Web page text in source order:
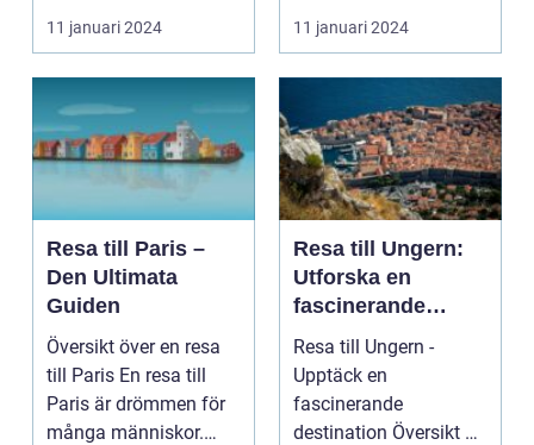
lockar varje ...
11 januari 2024
och vackra la...
11 januari 2024
Resa till Paris –
Den Ultimata
Guiden
Översikt över en resa
till Paris En resa till
Paris är drömmen för
många människor.
Resa till Ungern:
Utforska en
fascinerande
destination
Resa till Ungern -
Upptäck en
fascinerande
destination Översikt av